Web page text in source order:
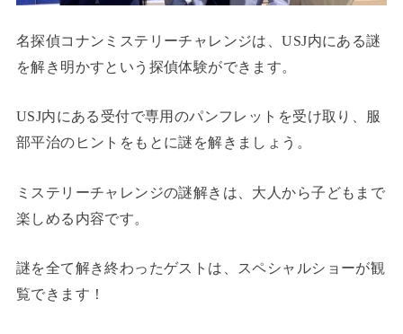
名探偵コナンミステリーチャレンジは、USJ内にある謎
を解き明かすという探偵体験ができます。
USJ内にある受付で専用のパンフレットを受け取り、服
部平治のヒントをもとに謎を解きましょう。
ミステリーチャレンジの謎解きは、大人から子どもまで
楽しめる内容です。
謎を全て解き終わったゲストは、スペシャルショーが観
覧できます！